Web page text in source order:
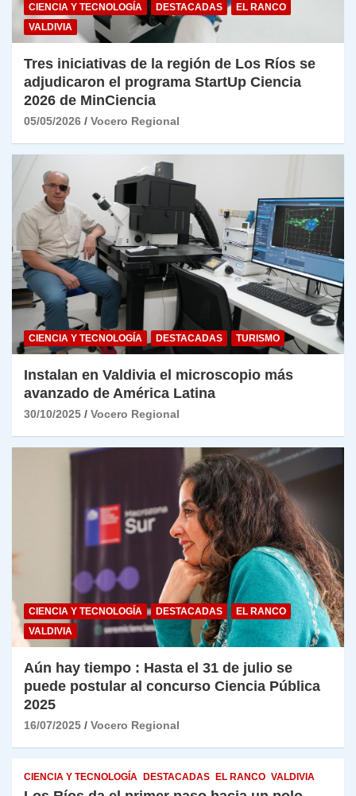
CIENCIA Y TECNOLOGÍA DESTACADAS
EL RANCO
VALDIVIA
Tres iniciativas de la región de Los Ríos se
adjudicaron el programa StartUp Ciencia
2026 de MinCiencia
05/05/2026 Vocero Regional
CIENCIA Y TECNOLOGÍA DESTACADAS TURISMO
Instalan en Valdivia el microscopio más
avanzado de América Latina
30/10/2025 Vocero Regional
CIENCIA Y TECNOLOGÍA DESTACADAS
EL RANCO
VALDIVIA
Aún hay tiempo : Hasta el 31 de julio se
puede postular al concurso Ciencia Pública
2025
16/07/2025 Vocero Regional
CIENCIA Y TECNOLOGÍA DESTACADAS EL RANCO VALDIVIA